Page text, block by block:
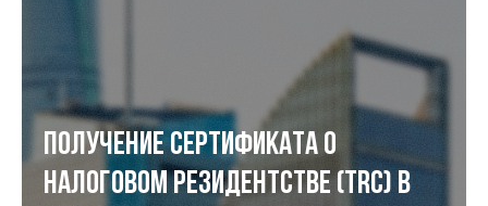
Получение сертификата о
налоговом резидентстве (TRC) в